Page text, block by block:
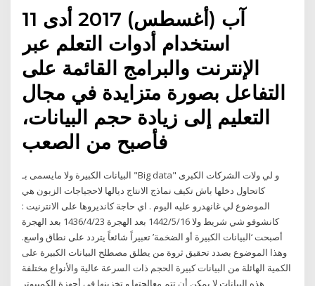
11 آب (أغسطس) 2017 أدى
استخدام أدوات التعلم عبر
الإنترنت والبرامج القائمة على
التفاعل بصورة متزايدة في مجال
التعليم إلى زيادة حجم البيانات،
فأصبح من الصعب
البيانات الكبيرة ولا مايسمى بـ "Big data" و لي ولات الشركات الكبرى
كاتحاول دخلها باش تكيف نماذج الانتاج ديالها لاحجياجات الزبون هي
الموضوع لي غانهدرو عليه اليوم . اي حاجة كانديروها على الانترنيت :
كانشوفو شي شريط ولا 16‏‏/5‏‏/1442 بعد الهجرة 23‏‏/4‏‏/1436 بعد الهجرة
أصبحت ‘البيانات الكبيرة أو الضخمة’ تعبيراً شائعاً يتردد على نطاق واسع.
وهذا الموضوع بصدد تحقيق ثروة من يطلق مصطلح البيانات الكبيرة على
الكمية الهائلة من البيانات كبيرة الحجم ذات السرعة عالية والأنواع مختلفة